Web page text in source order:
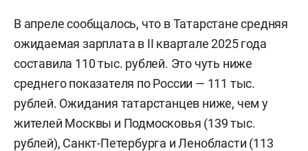
В апреле сообщалось, что в Татарстане средняя
ожидаемая зарплата в II квартале 2025 года
составила 110 тыс. рублей. Это чуть ниже
среднего показателя по России — 111 тыс.
рублей. Ожидания татарстанцев ниже, чем у
жителей Москвы и Подмосковья (139 тыс.
рублей), Санкт-Петербурга и Ленобласти (113